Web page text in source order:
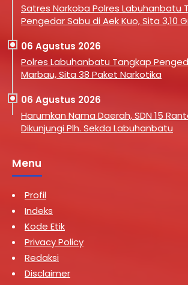
Satres Narkoba Polres Labuhanbatu
Pengedar Sabu di Aek Kuo, Sita 3,10
06 Agustus 2026
Polres Labuhanbatu Tangkap
Marbau, Sita 38 Paket Narkotika
06 Agustus 2026
Harumkan Nama Daerah, SDN 15
Dikunjungi Plh. Sekda Labuhanbatu
Menu
Profil
Indeks
Kode Etik
Privacy Policy
Redaksi
Disclaimer